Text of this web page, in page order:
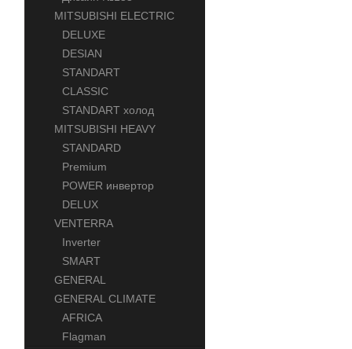
MITSUBISHI ELECTRIC
DELUXE
DESIAN
STANDART
CLASSIC
STANDART холод
MITSUBISHI HEAVY
STANDARD
Premium
POWER инвертор
DELUX
VENTERRA
Inverter
SMART
GENERAL
GENERAL CLIMATE
AFRICA
Flagman